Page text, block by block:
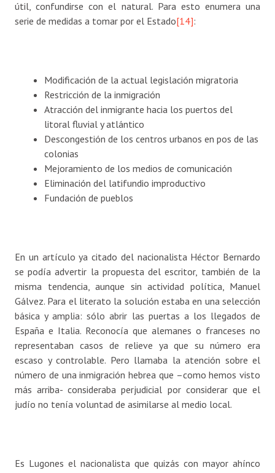
útil, confundirse con el natural. Para esto enumera una
serie de medidas a tomar por el Estado[14]:
Modificación de la actual legislación migratoria
Restricción de la inmigración
Atracción del inmigrante hacia los puertos del
litoral fluvial y atlántico
Descongestión de los centros urbanos en pos de las
colonias
Mejoramiento de los medios de comunicación
Eliminación del latifundio improductivo
Fundación de pueblos
En un artículo ya citado del nacionalista Héctor Bernardo
se podía advertir la propuesta del escritor, también de la
misma tendencia, aunque sin actividad política, Manuel
Gálvez. Para el literato la solución estaba en una selección
básica y amplia: sólo abrir las puertas a los llegados de
España e Italia. Reconocía que alemanes o franceses no
representaban casos de relieve ya que su número era
escaso y controlable. Pero llamaba la atención sobre el
número de una inmigración hebrea que –como hemos visto
más arriba- consideraba perjudicial por considerar que el
judío no tenía voluntad de asimilarse al medio local.
Es Lugones el nacionalista que quizás con mayor ahínco